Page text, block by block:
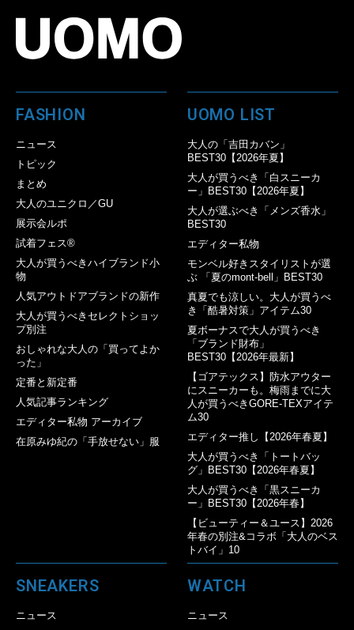
FASHION
ニュース
トピック
まとめ
大人のユニクロ／GU
展示会ルポ
試着フェス®︎
大人が買うべきハイブランド小
物
人気アウトドアブランドの新作
大人が買うべきセレクトショッ
プ別注
おしゃれな大人の「買ってよか
った」
定番と新定番
人気記事ランキング
エディター私物 アーカイブ
在原みゆ紀の「手放せない」服
UOMO LIST
大人の「吉田カバン」
BEST30【2026年夏】
大人が買うべき「白スニーカ
ー」BEST30【2026年夏】
大人が選ぶべき「メンズ香水」
BEST30
エディター私物
モンベル好きスタイリストが選
ぶ 「夏のmont-bell」BEST30
真夏でも涼しい。大人が買うべ
き「酷暑対策」アイテム30
夏ボーナスで大人が買うべき
「ブランド財布」
BEST30【2026年最新】
【ゴアテックス】防水アウター
にスニーカーも。梅雨までに大
人が買うべきGORE-TEXアイテ
ム30
エディター推し【2026年春夏】
大人が買うべき「トートバッ
グ」BEST30【2026年春夏】
大人が買うべき「黒スニーカ
ー」BEST30【2026年春】
【ビューティー＆ユース】2026
年春の別注&コラボ「大人のベス
トバイ」10
SNEAKERS
ニュース
WATCH
ニュース